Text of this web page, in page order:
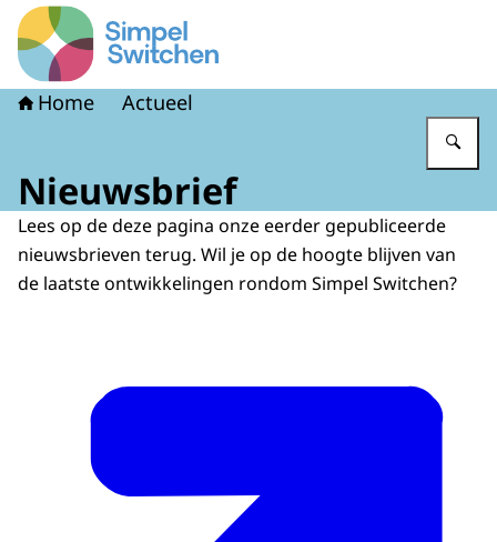
Naar de homepage van Simpel Switchen
Home Actueel
Nieuwsbrief
Lees op de deze pagina onze eerder gepubliceerde
nieuwsbrieven terug. Wil je op de hoogte blijven van
de laatste ontwikkelingen rondom Simpel Switchen?